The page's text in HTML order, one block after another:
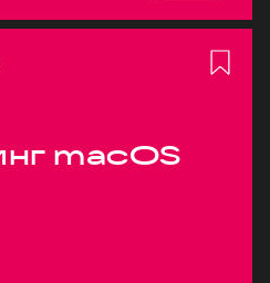
macOS